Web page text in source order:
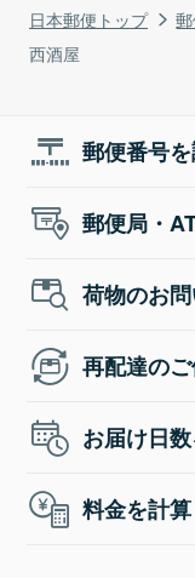
日本郵便トップ
西酒屋
郵便番号
郵便局・
荷物のお
再配達の
お届け日
料金を計